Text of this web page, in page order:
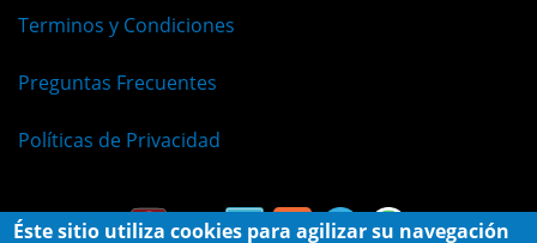
Terminos y Condiciones
Preguntas Frecuentes
Políticas de Privacidad
Éste sitio utiliza cookies para agilizar su navegación